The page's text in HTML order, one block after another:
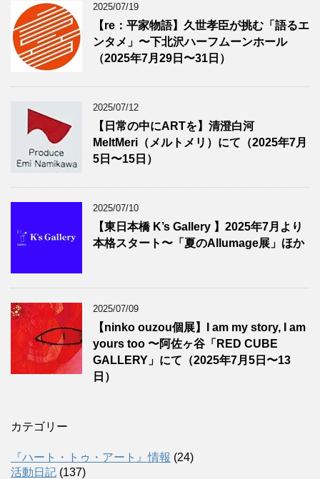
2025/07/19
【re：平家物語】久世孝臣が挑む「語るエ
ンタメ」〜下北沢ハーフムーンホール
（2025年7月29日〜31日）
2025/07/12
【日常の中にARTを】清澄白河
MeltMeri（メルトメリ）にて（2025年7月
5日〜15日）
2025/07/10
【東日本橋 K’s Gallery 】2025年7月より
本格スタート〜「夏のAllumage展」ほか
2025/07/09
【ninko ouzou個展】I am my story, I am
yours too 〜阿佐ヶ谷「RED CUBE
GALLERY」にて（2025年7月5日〜13
日）
カテゴリー
『ハート・トゥ・アート』情報 (24)
活動日記 (137)